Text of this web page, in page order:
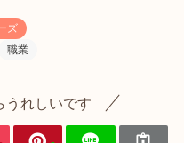
ズ
職業
うれしいです